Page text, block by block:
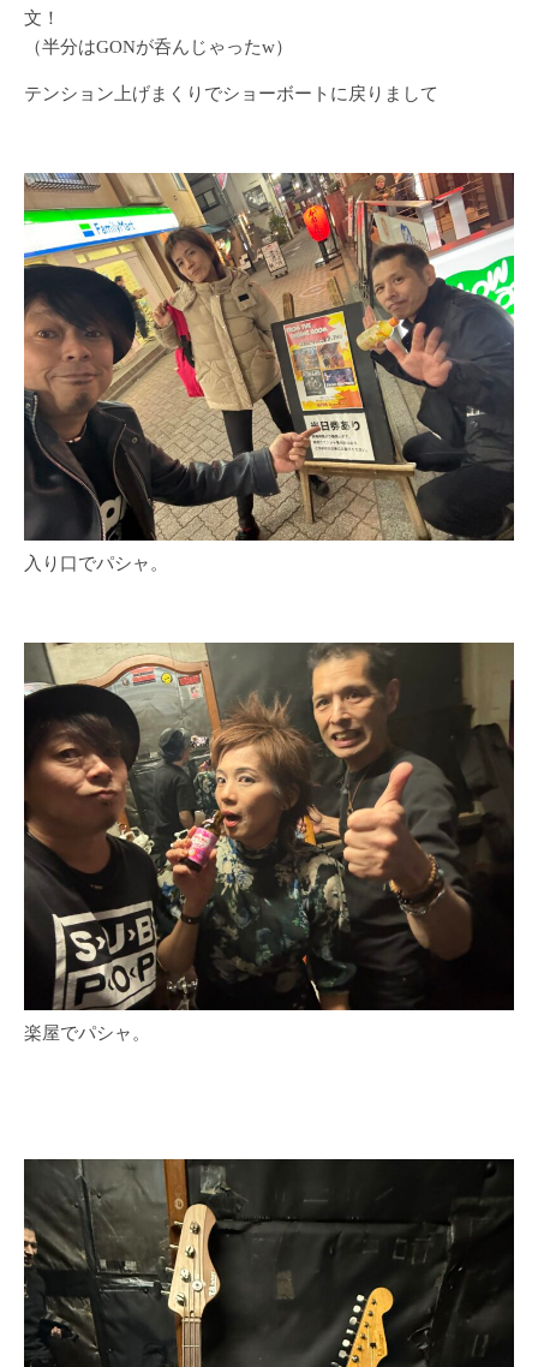
文！
（半分はGONが呑んじゃったw）
テンション上げまくりでショーボートに戻りまして
入り口でパシャ。
楽屋でパシャ。